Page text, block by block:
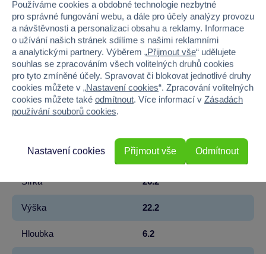
Licence Warner Bros
Řada Harry Potter
Věk od 8
Pohlaví HOLKA, KLUK
Počet dílků 390
Šířka 26.2
Výška 22.2
Hloubka 6.2
Používáme cookies a obdobné technologie nezbytné
pro správné fungování webu, a dále pro účely analýzy provozu
a návštěvnosti a personalizaci obsahu a reklamy. Informace
o užívání našich stránek sdílíme s našimi reklamními
a analytickými partnery. Výběrem „Přijmout vše“ udělujete
souhlas se zpracováním všech volitelných druhů cookies
pro tyto zmíněné účely. Spravovat či blokovat jednotlivé druhy
cookies můžete v „Nastavení cookies“. Zpracování volitelných
cookies můžete také odmítnout. Více informací v Zásadách
používání souborů cookies.
Odmítnout
Nastavení cookies Přijmout vše